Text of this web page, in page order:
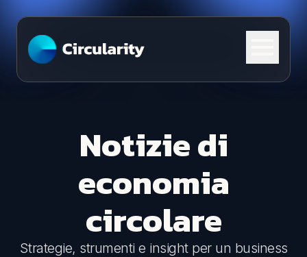
Skip to content
Notizie di
economia
circolare
Strategie, strumenti e insight per un business